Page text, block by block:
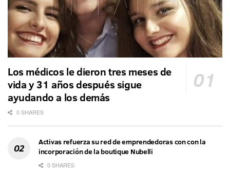
Los médicos le dieron tres meses de
vida y 31 años después sigue
ayudando a los demás
0 SHARES
Activas refuerza su red de emprendedoras con con la
incorporación de la boutique Nubelli
0 SHARES